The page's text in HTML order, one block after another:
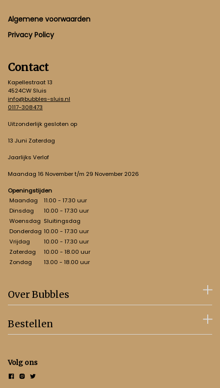
Footer
Algemene voorwaarden
Privacy Policy
Contact
Kapellestraat 13
4524CW Sluis
info@bubbles-sluis.nl
0117-308473
Uitzonderlijk gesloten op
13 Juni Zaterdag
Jaarlijks Verlof
Maandag 16 November t/m 29 November 2026
Openingstijden
Maandag
11.00 - 17.30 uur
Dinsdag
10.00 - 17.30 uur
Woensdag Sluitingsdag
Donderdag 10.00 - 17.30 uur
Vrijdag
10.00 - 17.30 uur
Zaterdag
10.00 - 18.00 uur
Zondag
13.00 - 18.00 uur
Over Bubbles
Bestellen
Volg ons